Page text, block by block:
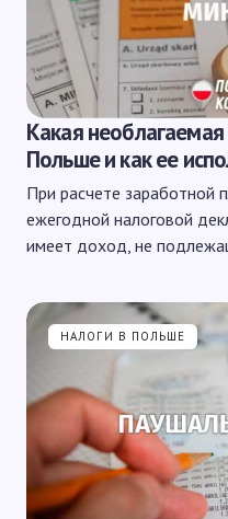
Какая
Польше и как ее
При расчете заработной
ежегодной налоговой
имеет доход, не
НАЛОГИ В ПОЛЬШЕ